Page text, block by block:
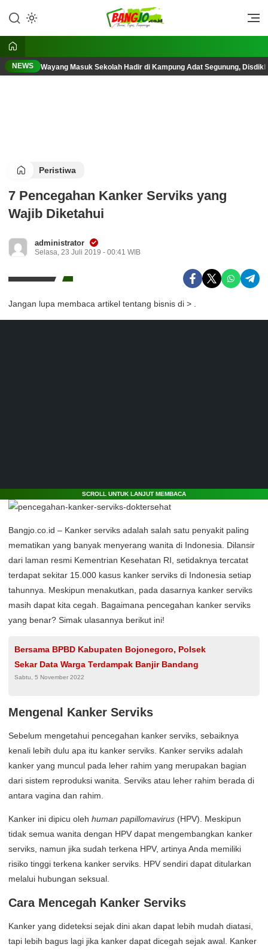
konten
Bangjo.co.id
Berani, Tegas, Terpercaya
NEWS Wayang Masuk Sekolah Hadir di Kampung Adat Segunung,
Peristiwa
7 Pencegahan Kanker Serviks yang
Wajib Diketahui
administrator
Selasa, 23 Juli 2019 - 00:41 WIB
Jangan lupa membaca artikel tentang bisnis di >
SCROLL UNTUK LANJUT MEMBACA
Bangjo.co.id – Kanker serviks adalah salah satu penyakit paling
mematikan yang banyak menyerang wanita di Indonesia. Dilansir
dari laman resmi Kementrian Kesehatan RI, setidaknya tercatat
terdapat sekitar 15.000 kasus kanker serviks di Indonesia setiap
tahunnya. Meskipun menakutkan, pada dasarnya kanker serviks
masih dapat kita cegah. Bagaimana pencegahan kanker serviks
yang benar? Simak ulasannya berikut ini!
Bersama BPBD Kabupaten Bojonegoro, Polsek
Sekar Data Warga Terdampak Banjir Bandang
Sabtu, 5 November 2022
Mengenal Kanker Serviks
Sebelum mengetahui pencegahan kanker serviks, sebaiknya
kenali lebih dulu apa itu kanker serviks. Kanker serviks adalah
kanker yang muncul pada leher rahim yang merupakan bagian
dari sistem reproduksi wanita. Serviks atau leher rahim berada di
antara vagina dan rahim.
Kanker ini dipicu oleh human papillomavirus (HPV). Meskipun
tidak semua wanita dengan HPV dapat mengembangkan kanker
serviks, namun jika sudah terkena HPV, artinya Anda memiliki
risiko tinggi terkena kanker serviks. HPV sendiri dapat ditularkan
melalui hubungan seksual.
Cara Mencegah Kanker Serviks
Kanker yang dideteksi sejak dini akan dapat lebih mudah diatasi,
tapi lebih bagus lagi jika kanker dapat dicegah sejak awal. Kanker